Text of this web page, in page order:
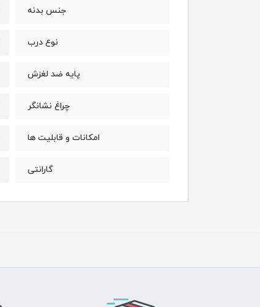
جنس بدنه
نوع درب
پایه ضد لغزش
چراغ نشانگر
امکانات و قابلیت ها
گارانتی